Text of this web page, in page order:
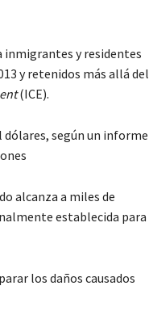
inmigrantes y residentes
y retenidos más allá del
(ICE).
según un informe
alcanza a miles de
establecida para
los daños causados